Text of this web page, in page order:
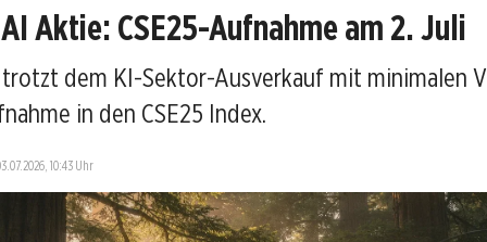
Investitionen
Aktie: CSE25-Aufnahme am 2. Juli
dem KI-Sektor-Ausverkauf mit minimalen
in den CSE25 Index.
10:43 Uhr